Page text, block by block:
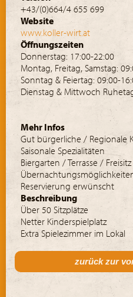
+43/(0)664/4 655 699
Website
www.koller-wirt.at
Öffnungszeiten
Donnerstag: 17:00-22:00
Montag, Freitag, Samstag:
Sonntag & Feiertag: 09:00-
Dienstag & Mittwoch
Mehr Infos
Gut bürgerliche / Regionale
Saisonale Spezialitäten
Biergarten / Terrasse / Freisitz
Reservierung erwünscht
Beschreibung
Über 50 Sitzplätze
Netter Kinderspielplatz
Extra Spielezimmer im Lokal
zurück zur